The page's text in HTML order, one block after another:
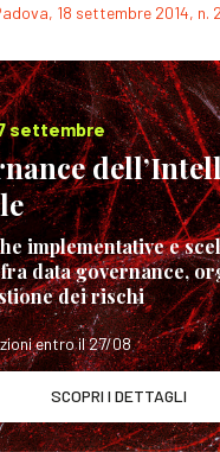
18 settembre 2014, n.
settembre
implementative e
data governance,
dei rischi
entro il 27/08
SCOPRI I DETTAGLI